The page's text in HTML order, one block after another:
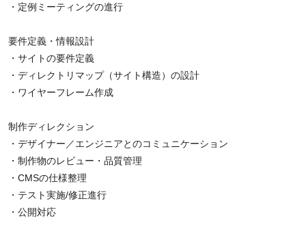
・定例ミーティングの進行
要件定義・情報設計
・サイトの要件定義
・ディレクトリマップ（サイト構造）の設計
・ワイヤーフレーム作成
制作ディレクション
・デザイナー／エンジニアとのコミュニケーション
・制作物のレビュー・品質管理
・CMSの仕様整理
・テスト実施/修正進行
・公開対応